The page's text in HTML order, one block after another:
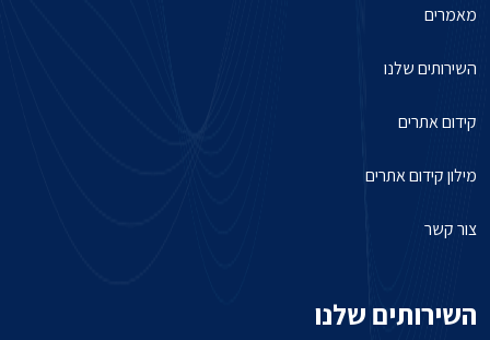
מאמרים
השירותים שלנו
קידום אתרים
מילון קידום אתרים
צור קשר
השירותים שלנו